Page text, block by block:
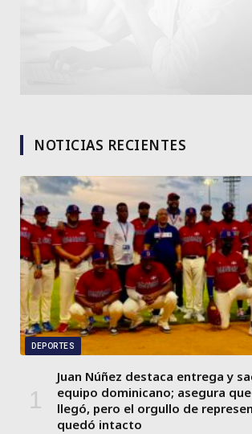
NOTICIAS RECIENTES
DEPORTES
Juan Núñez destaca entrega y
equipo dominicano; asegura
llegó, pero el orgullo de
quedó intacto